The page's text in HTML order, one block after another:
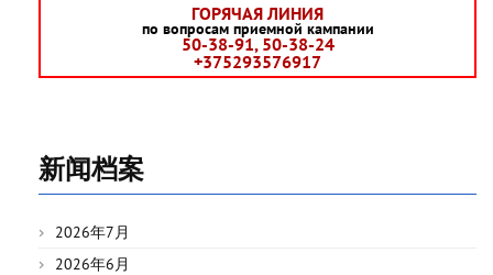
ГОРЯЧАЯ ЛИНИЯ
по вопросам приемной кампании
50-38-91, 50-38-24
+375293576917
新闻档案
2026年7月
2026年6月